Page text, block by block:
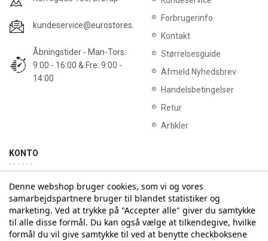
kundeservice@eurostores.dk
Åbningstider - Man-Tors:
9:00 - 16:00 & Fre: 9:00 -
14:00
Forbrugerinfo
Kontakt
Størrelsesguide
Afmeld Nyhedsbrev
Handelsbetingelser
Retur
Artikler
KONTO
Min konto Ordrehistorik
Tilmelding til Nyhedsbrev
Denne webshop bruger cookies, som vi og vores
samarbejdspartnere bruger til blandet statistiker og
marketing. Ved at trykke på "Accepter alle" giver du samtykke
til alle disse formål. Du kan også vælge at tilkendegive, hvilke
formål du vil give samtykke til ved at benytte checkboksene